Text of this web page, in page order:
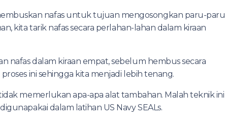
nafas untuk tujuan mengosongkan paru-paru
kita tarik nafas secara perlahan-lahan dalam kiraan
nafas dalam kiraan empat, sebelum hembus secara
ini sehingga kita menjadi lebih tenang.
memerlukan apa-apa alat tambahan. Malah teknik ini
dalam latihan US Navy SEALs.